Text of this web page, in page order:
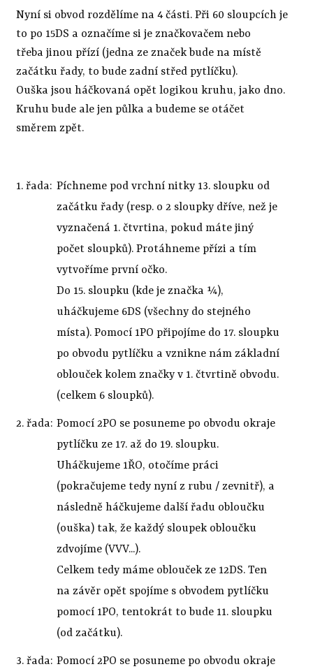
Nyní si obvod rozdělíme na 4 části. Při 60 sloupcích je
to po 15DS a označíme si je značkovačem nebo
třeba jinou přízí (jedna ze značek bude na místě
začátku řady, to bude zadní střed pytlíčku).
Ouška jsou háčkovaná opět logikou kruhu, jako dno.
Kruhu bude ale jen půlka a budeme se otáčet
směrem zpět.
1. řada: Píchneme pod vrchní nitky 13. sloupku od
začátku řady (resp. o 2 sloupky dříve, než je
vyznačená 1. čtvrtina, pokud máte jiný
počet sloupků). Protáhneme přízi a tím
vytvoříme první očko.
Do 15. sloupku (kde je značka ¼),
uháčkujeme 6DS (všechny do stejného
místa). Pomocí 1PO připojíme do 17. sloupku
po obvodu pytlíčku a vznikne nám základní
oblouček kolem značky v 1. čtvrtině obvodu.
(celkem 6 sloupků).
2. řada: Pomocí 2PO se posuneme po obvodu okraje
pytlíčku ze 17. až do 19. sloupku.
Uháčkujeme 1ŘO, otočíme práci
(pokračujeme tedy nyní z rubu / zevnitř), a
následně háčkujeme další řadu obloučku
(ouška) tak, že každý sloupek obloučku
zdvojíme (VVV...).
Celkem tedy máme oblouček ze 12DS. Ten
na závěr opět spojíme s obvodem pytlíčku
pomocí 1PO, tentokrát to bude 11. sloupku
(od začátku).
3. řada: Pomocí 2PO se posuneme po obvodu okraje